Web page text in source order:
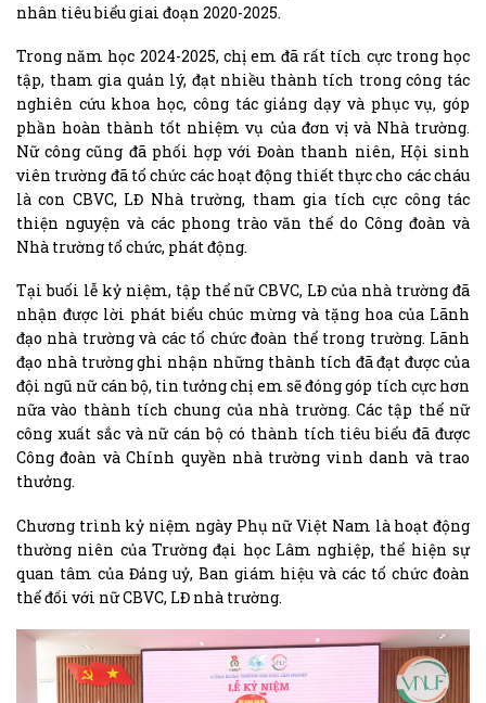
nhân tiêu biểu giai đoạn 2020-2025.
Trong năm học 2024-2025, chị em đã rất tích cực trong học
tập, tham gia quản lý, đạt nhiều thành tích trong công tác
nghiên cứu khoa học, công tác giảng dạy và phục vụ, góp
phần hoàn thành tốt nhiệm vụ của đơn vị và Nhà trường.
Nữ công cũng đã phối hợp với Đoàn thanh niên, Hội sinh
viên trường đã tổ chức các hoạt động thiết thực cho các cháu
là con CBVC, LĐ Nhà trường, tham gia tích cực công tác
thiện nguyện và các phong trào văn thể do Công đoàn và
Nhà trường tổ chức, phát động.
Tại buổi lễ kỷ niệm, tập thể nữ CBVC, LĐ của nhà trường đã
nhận được lời phát biểu chúc mừng và tặng hoa của Lãnh
đạo nhà trường và các tổ chức đoàn thể trong trường. Lãnh
đạo nhà trường ghi nhận những thành tích đã đạt được của
đội ngũ nữ cán bộ, tin tưởng chị em sẽ đóng góp tích cực hơn
nữa vào thành tích chung của nhà trường. Các tập thể nữ
công xuất sắc và nữ cán bộ có thành tích tiêu biểu đã được
Công đoàn và Chính quyền nhà trường vinh danh và trao
thưởng.
Chương trình kỷ niệm ngày Phụ nữ Việt Nam là hoạt động
thường niên của Trường đại học Lâm nghiệp, thể hiện sự
quan tâm của Đảng uỷ, Ban giám hiệu và các tổ chức đoàn
thể đối với nữ CBVC, LĐ nhà trường.